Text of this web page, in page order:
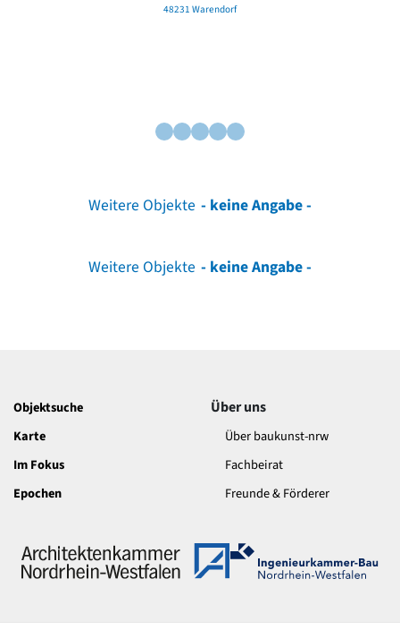
48231 Warendorf
Weitere Objekte - keine Angabe -
Weitere Objekte - keine Angabe -
Objektsuche
Karte
Im Fokus
Epochen
Über uns
Über baukunst-nrw
Fachbeirat
Freunde & Förderer